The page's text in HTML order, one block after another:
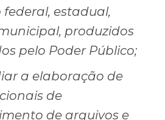
estadual,
produzidos
pelo Poder Público;
a elaboração de
de
de arquivos e